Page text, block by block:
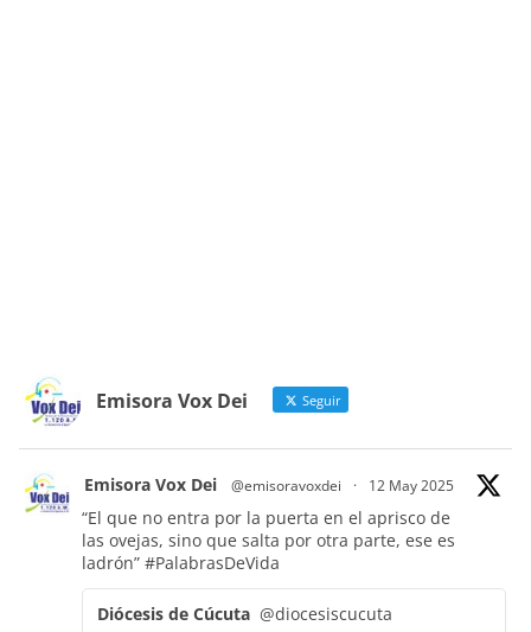
Emisora Vox Dei Seguir
Emisora Vox Dei @emisoravoxdei · 12 May 2025
“El que no entra por la puerta en el aprisco de
las ovejas, sino que salta por otra parte, ese es
ladrón” #PalabrasDeVida
Diócesis de Cúcuta @diocesiscucuta